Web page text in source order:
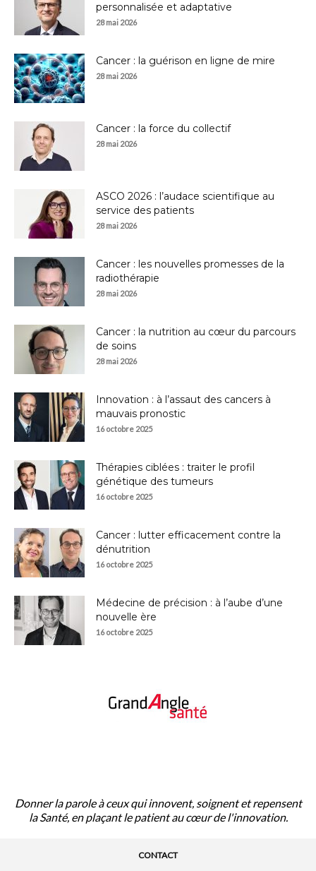
personnalisée et adaptative
28 mai 2026
Cancer : la guérison en ligne de mire
28 mai 2026
Cancer : la force du collectif
28 mai 2026
ASCO 2026 : l’audace scientifique au
service des patients
28 mai 2026
Cancer : les nouvelles promesses de la
radiothérapie
28 mai 2026
Cancer : la nutrition au cœur du parcours
de soins
28 mai 2026
Innovation : à l’assaut des cancers à
mauvais pronostic
16 octobre 2025
Thérapies ciblées : traiter le profil
génétique des tumeurs
16 octobre 2025
Cancer : lutter efficacement contre la
dénutrition
16 octobre 2025
Médecine de précision : à l’aube d’une
nouvelle ère
16 octobre 2025
Donner la parole à ceux qui innovent, soignent et repensent
la Santé, en plaçant le patient au cœur de l'innovation.
CONTACT